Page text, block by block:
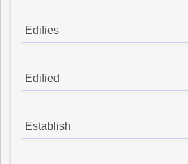
Edifies
Edified
Establish